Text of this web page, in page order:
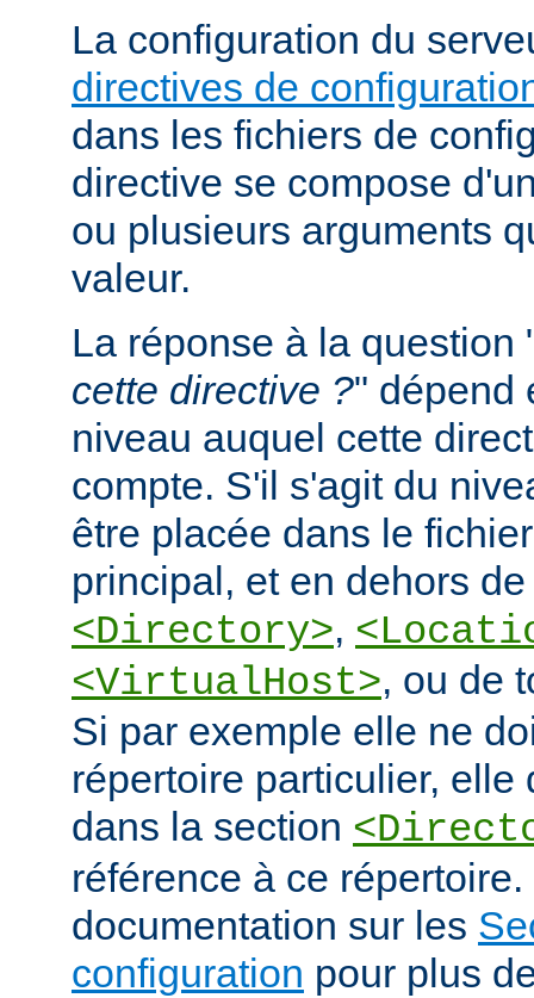
La configuration du
directives de
dans les fichiers de
directive se compose
ou plusieurs arguments
valeur.
La réponse à la question
cette directive ?" dépend
niveau auquel cette
compte. S'il s'agit du
être placée dans le
principal, et en dehors
<Directory>,
<VirtualHost>, ou de
Si par exemple elle ne
répertoire particulier, elle
dans la section
référence à ce répertoire.
documentation sur les
configuration pour plus